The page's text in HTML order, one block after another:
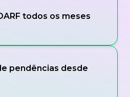
todos os meses
pendências desde